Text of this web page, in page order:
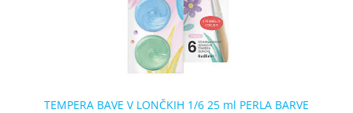
TEMPERA BAVE V LONČKIH 1/6 25 ml PERLA BARVE